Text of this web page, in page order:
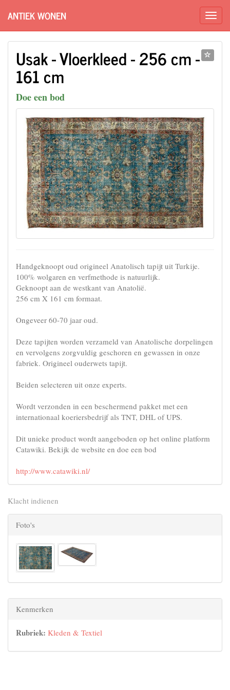
ANTIEK WONEN
Usak - Vloerkleed - 256 cm -
161 cm
Doe een bod
Handgeknoopt oud origineel Anatolisch tapijt uit Turkije.
100% wolgaren en verfmethode is natuurlijk.
Geknoopt aan de westkant van Anatolië.
256 cm X 161 cm formaat.
Ongeveer 60-70 jaar oud.
Deze tapijten worden verzameld van Anatolische dorpelingen
en vervolgens zorgvuldig geschoren en gewassen in onze
fabriek. Origineel ouderwets tapijt.
Beiden selecteren uit onze experts.
Wordt verzonden in een beschermend pakket met een
internationaal koeriersbedrijf als TNT, DHL of UPS.
Dit unieke product wordt aangeboden op het online platform
Catawiki. Bekijk de website en doe een bod
http://www.catawiki.nl/
Klacht indienen
Foto's
Kenmerken
Rubriek: Kleden & Textiel